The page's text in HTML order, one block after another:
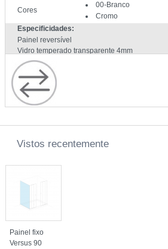
Cores
00-Branco
Cromo
Especificidades:
Painel reversível
Vidro temperado transparente 4mm
Instalação direta no pavimento ou sobre a base
de duche
Vedantes em silicone
Perfis reguláveis 0-20mm
Compatível com todas as bases de duche
Vistos recentemente
Painel fixo
Versus 90